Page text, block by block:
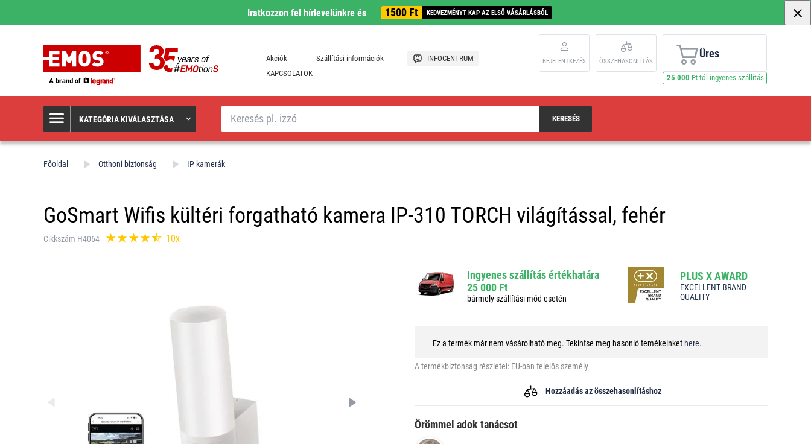
Iratkozzon fel hírlevelünkre és 1500 Ft KEDVEZMÉNYT KAP AZ ELSŐ VÁSÁRLÁSBÓL
Akciók Szállítási információk
INFOCENTRUM
KAPCSOLATOK
BEJELENTKEZÉS ÖSSZEHASONLÍTÁS
Üres
25 000 Ft-tól ingyenes szállítás
KATEGÓRIA KIVÁLASZTÁSA
Keresés
KERESÉS
Főoldal Otthoni biztonság IP kamerák
GoSmart Wifis kültéri forgatható kamera IP-310 TORCH világítással, fehér
Cikkszám H4064 10x
Ingyenes szállítás értékhatára
25 000 Ft
bármely szállítási mód esetén
PLUS X AWARD
EXCELLENT BRAND
QUALITY
Ez a termék már nem vásárolható meg. Tekintse meg hasonló temékeinket here.
A termékbiztonság részletei: EU-ban felelős személy
Hozzáadás az összehasonlításhoz
Örömmel adok tanácsot